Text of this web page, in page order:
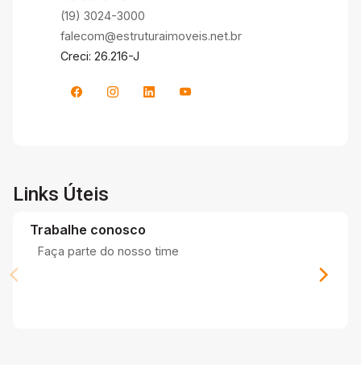
(19) 3024-3000
falecom@estruturaimoveis.net.br
Creci: 26.216-J
Links Úteis
Trabalhe conosco
Faça parte do nosso time